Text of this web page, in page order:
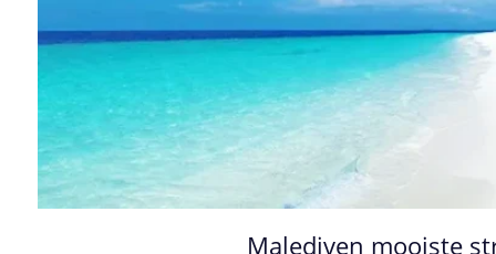
Malediven mooiste